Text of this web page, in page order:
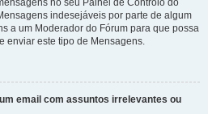
no seu Painel de Controlo do
indesejáveis por parte de algum
a um Moderador do Fórum para que possa
enviar este tipo de Mensagens.
email com assuntos irrelevantes ou